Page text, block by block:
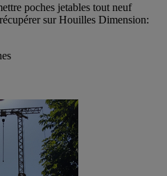
poches jetables tout neuf
sur Houilles Dimension: